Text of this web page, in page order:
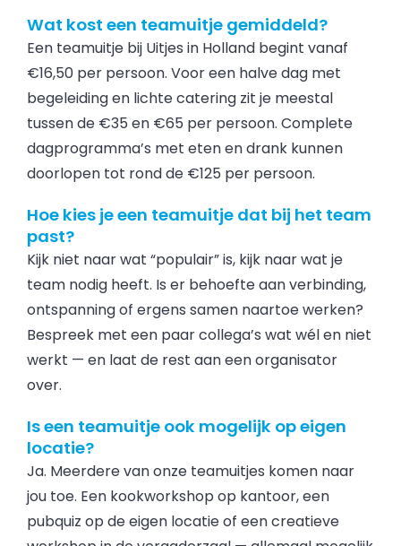
Wat kost een teamuitje gemiddeld?
Een teamuitje bij Uitjes in Holland begint vanaf
€16,50 per persoon. Voor een halve dag met
begeleiding en lichte catering zit je meestal
tussen de €35 en €65 per persoon. Complete
dagprogramma’s met eten en drank kunnen
doorlopen tot rond de €125 per persoon.
Hoe kies je een teamuitje dat bij het team
past?
Kijk niet naar wat “populair” is, kijk naar wat je
team nodig heeft. Is er behoefte aan verbinding,
ontspanning of ergens samen naartoe werken?
Bespreek met een paar collega’s wat wél en niet
werkt — en laat de rest aan een organisator
over.
Is een teamuitje ook mogelijk op eigen
locatie?
Ja. Meerdere van onze teamuitjes komen naar
jou toe. Een kookworkshop op kantoor, een
pubquiz op de eigen locatie of een creatieve